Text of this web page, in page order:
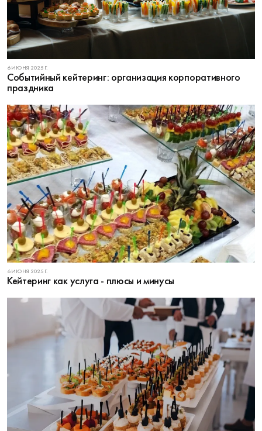
6 ИЮНЯ 2025 Г.
Cобытийный кейтеринг: организация корпоративного
праздника
6 ИЮНЯ 2025 Г.
Кейтеринг как услуга - плюсы и минусы